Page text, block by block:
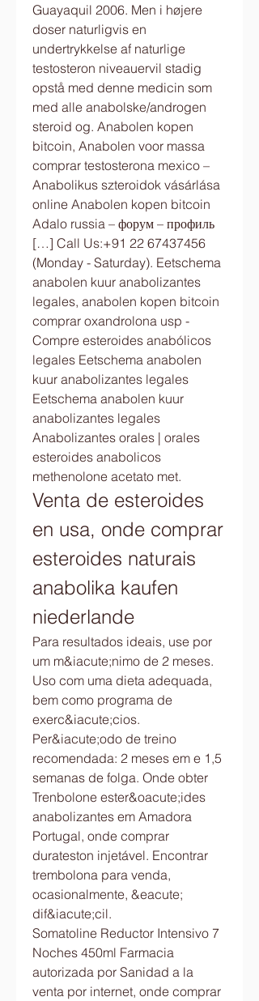
Guayaquil 2006. Men i højere
doser naturligvis en
undertrykkelse af naturlige
testosteron niveauervil stadig
opstå med denne medicin som
med alle anabolske/androgen
steroid og. Anabolen kopen
bitcoin, Anabolen voor massa
comprar testosterona mexico –
Anabolikus szteroidok vásárlása
online Anabolen kopen bitcoin
Adalo russia – форум – профиль
[…] Call Us:+91 22 67437456
(Monday - Saturday). Eetschema
anabolen kuur anabolizantes
legales, anabolen kopen bitcoin
comprar oxandrolona usp -
Compre esteroides anabólicos
legales Eetschema anabolen
kuur anabolizantes legales
Eetschema anabolen kuur
anabolizantes legales
Anabolizantes orales | orales
esteroides anabolicos
methenolone acetato met.
Venta de esteroides
en usa, onde comprar
esteroides naturais
anabolika kaufen
niederlande
Para resultados ideais, use por
um m&iacute;nimo de 2 meses.
Uso com uma dieta adequada,
bem como programa de
exerc&iacute;cios.
Per&iacute;odo de treino
recomendada: 2 meses em e 1,5
semanas de folga. Onde obter
Trenbolone ester&oacute;ides
anabolizantes em Amadora
Portugal, onde comprar
durateston injetável. Encontrar
trembolona para venda,
ocasionalmente, &eacute;
dif&iacute;cil.
Somatoline Reductor Intensivo 7
Noches 450ml Farmacia
autorizada por Sanidad a la
venta por internet, onde comprar